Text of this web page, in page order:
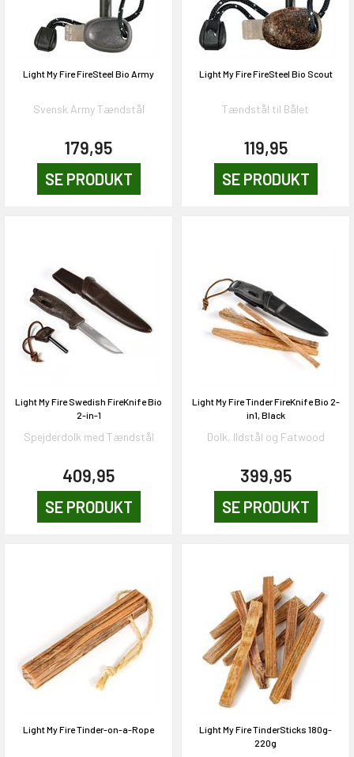
Light My Fire FireSteel Bio Army
Svensk Army Tændstål
179,95
SE PRODUKT
Light My Fire FireSteel Bio Scout
Tændstål til Bålet
119,95
SE PRODUKT
Light My Fire Swedish FireKnife Bio
2-in-1
Spejderdolk med Tændstål
409,95
SE PRODUKT
Light My Fire Tinder FireKnife Bio 2-
in1, Black
Dolk, Ildstål og Fatwood
399,95
SE PRODUKT
Light My Fire Tinder-on-a-Rope
Light My Fire TinderSticks 180g-
220g